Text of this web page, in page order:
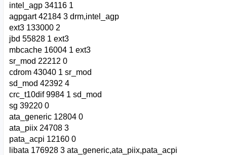
intel_agp 34116 1
agpgart 42184 3 drm,intel_agp
ext3 133000 2
jbd 55828 1 ext3
mbcache 16004 1 ext3
sr_mod 22212 0
cdrom 43040 1 sr_mod
sd_mod 42392 4
crc_t10dif 9984 1 sd_mod
sg 39220 0
ata_generic 12804 0
ata_piix 24708 3
pata_acpi 12160 0
libata 176928 3 ata_generic,ata_piix,pata_acpi